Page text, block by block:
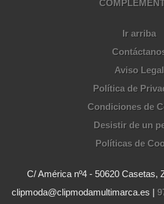
Ir arriba
Aviso Legal
Política de
Condiciones de
Desistir de un
Políticas de
C/ América nº4 - 50620 Casetas,
clipmoda@clipmodamultimarca.es |